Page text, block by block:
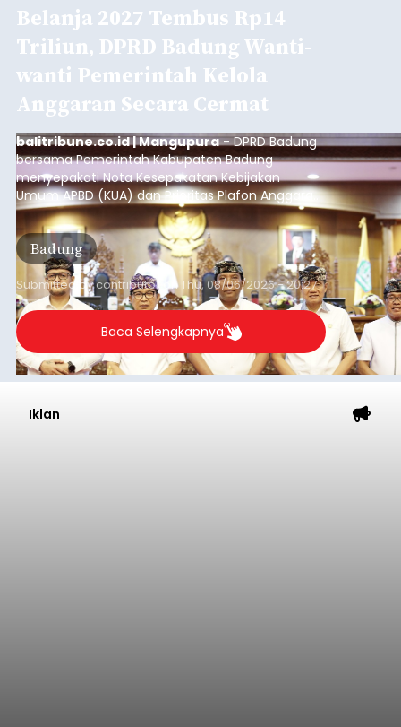
Belanja 2027 Tembus Rp14
Triliun, DPRD Badung Wanti-
wanti Pemerintah Kelola
Anggaran Secara Cermat
balitribune.co.id | Mangupura- DPRD Badung
bersama Pemerintah Kabupaten Badung
menyepakati Nota Kesepakatan Kebijakan
Umum APBD (KUA) dan Prioritas Plafon Anggaran
Sementara (PPAS) Tahun Anggaran 2027 dalam
rapat paripurna yang digelar di Gedung DPRD
Badung, Kamis (6/8/2026).
Badung
Submitted bycontributor onThu, 08/06/2026 - 20:27
Baca Selengkapnya
Iklan